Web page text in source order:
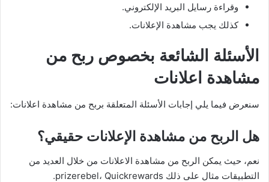
وقراءة رسايل البريد الإلكتروني.
كذلك يجب مشاهدة الإعلانات.
الأسئلة الشائعة بخصوص ربح من
مشاهدة اعلانات
سنعرض فيما يلي إجابات الأسئلة المتعلقة بربح من مشاهدة اعلانات:
هل الربح من مشاهدة الإعلانات حقيقي؟
نعم، حيث يمكن الربح من مشاهدة الاعلانات من خلال العديد من
التطبيقات مثال على ذلك prizerebel، Quickrewards.